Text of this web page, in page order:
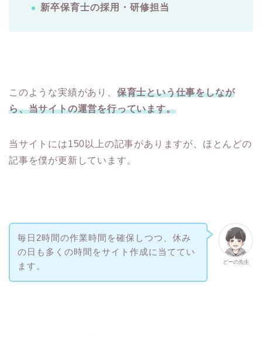
新卒保育士の採用・研修担当
このような実績があり、 保育士という仕事をしなが
ら、当サイトの運営を行っています。
当サイトには150以上の記事がありますが、ほとんどの
記事を僕が更新しています。
どーの先生
毎日2時間の作業時間を確保しつつ、休み
の日も多くの時間をサイト作成に当ててい
ます。